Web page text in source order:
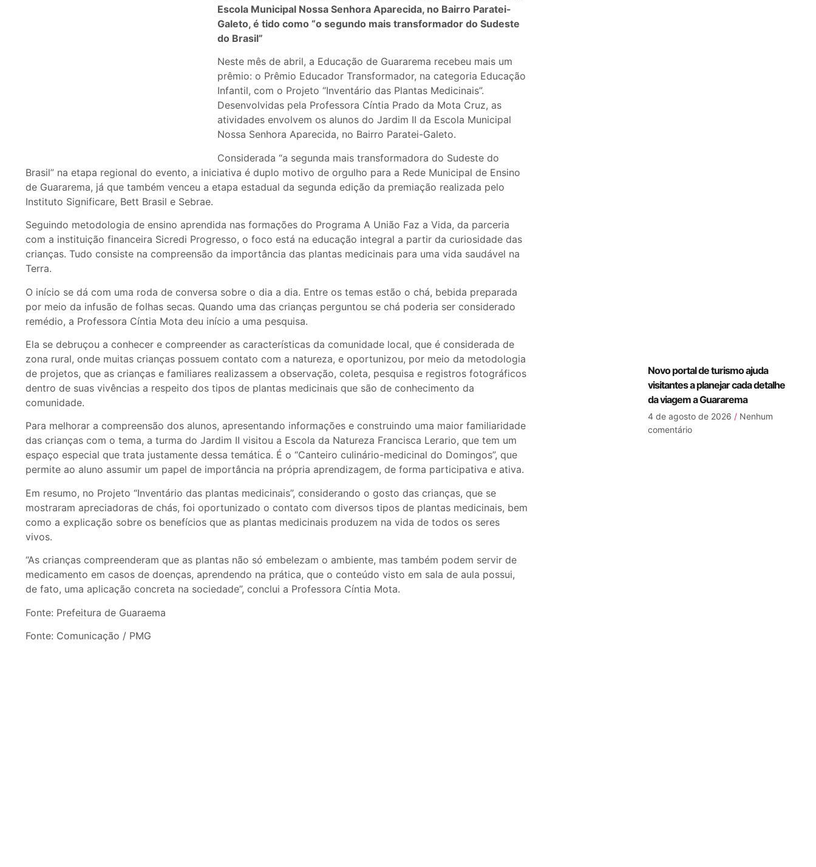
Escola Municipal Nossa Senhora Aparecida, no Bairro Paratei-
Galeto, é tido como “o segundo mais transformador do Sudeste
do Brasil”
Neste mês de abril, a Educação de Guararema recebeu mais um
prêmio: o Prêmio Educador Transformador, na categoria Educação
Infantil, com o Projeto “Inventário das Plantas Medicinais”.
Desenvolvidas pela Professora Cíntia Prado da Mota Cruz, as
atividades envolvem os alunos do Jardim II da Escola Municipal
Nossa Senhora Aparecida, no Bairro Paratei-Galeto.
Considerada “a segunda mais transformadora do Sudeste do
Brasil” na etapa regional do evento, a iniciativa é duplo motivo de orgulho para a Rede Municipal de Ensino
de Guararema, já que também venceu a etapa estadual da segunda edição da premiação realizada pelo
Instituto Significare, Bett Brasil e Sebrae.
Seguindo metodologia de ensino aprendida nas formações do Programa A União Faz a Vida, da parceria
com a instituição financeira Sicredi Progresso, o foco está na educação integral a partir da curiosidade das
crianças. Tudo consiste na compreensão da importância das plantas medicinais para uma vida saudável na
Terra.
O início se dá com uma roda de conversa sobre o dia a dia. Entre os temas estão o chá, bebida preparada
por meio da infusão de folhas secas. Quando uma das crianças perguntou se chá poderia ser considerado
remédio, a Professora Cíntia Mota deu início a uma pesquisa.
Ela se debruçou a conhecer e compreender as características da comunidade local, que é considerada de
zona rural, onde muitas crianças possuem contato com a natureza, e oportunizou, por meio da metodologia
de projetos, que as crianças e familiares realizassem a observação, coleta, pesquisa e registros fotográficos
dentro de suas vivências a respeito dos tipos de plantas medicinais que são de conhecimento da
comunidade.
Para melhorar a compreensão dos alunos, apresentando informações e construindo uma maior familiaridade
das crianças com o tema, a turma do Jardim II visitou a Escola da Natureza Francisca Lerario, que tem um
espaço especial que trata justamente dessa temática. É o “Canteiro culinário-medicinal do Domingos”, que
permite ao aluno assumir um papel de importância na própria aprendizagem, de forma participativa e ativa.
Em resumo, no Projeto “Inventário das plantas medicinais”, considerando o gosto das crianças, que se
mostraram apreciadoras de chás, foi oportunizado o contato com diversos tipos de plantas medicinais, bem
como a explicação sobre os benefícios que as plantas medicinais produzem na vida de todos os seres
vivos.
“As crianças compreenderam que as plantas não só embelezam o ambiente, mas também podem servir de
medicamento em casos de doenças, aprendendo na prática, que o conteúdo visto em sala de aula possui,
de fato, uma aplicação concreta na sociedade”, conclui a Professora Cíntia Mota.
Fonte: Prefeitura de Guaraema
Fonte: Comunicação / PMG
Novo portal de turismo ajuda
visitantes a planejar cada detalhe
da viagem a Guararema
4 de agosto de 2026 Nenhum
comentário